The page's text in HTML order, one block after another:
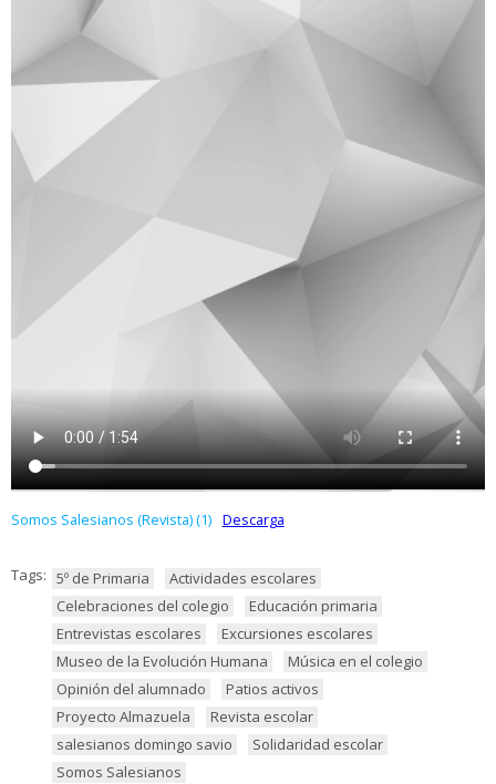
Somos Salesianos (Revista) (1) Descarga
Tags: 5º de Primaria
Actividades escolares
Celebraciones del colegio
Educación primaria
Entrevistas escolares
Excursiones escolares
Museo de la Evolución Humana
Música en el colegio
Opinión del alumnado
Patios activos
Proyecto Almazuela
Revista escolar
salesianos domingo savio
Solidaridad escolar
Somos Salesianos